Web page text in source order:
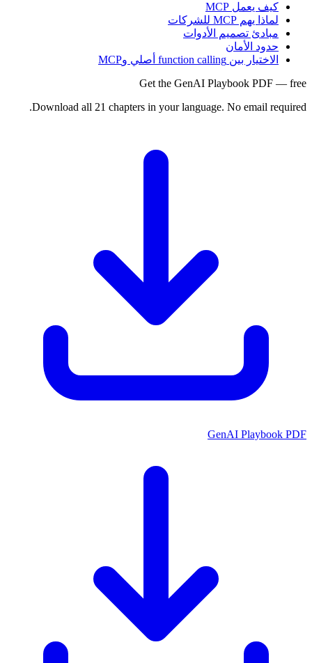
كيف يعمل MCP
لماذا يهم MCP للشركات
مبادئ تصميم الأدوات
حدود الأمان
الاختيار بين function calling أصلي وMCP
Get the GenAI Playbook PDF — free
Download all 21 chapters in your language. No email required.
GenAI Playbook PDF